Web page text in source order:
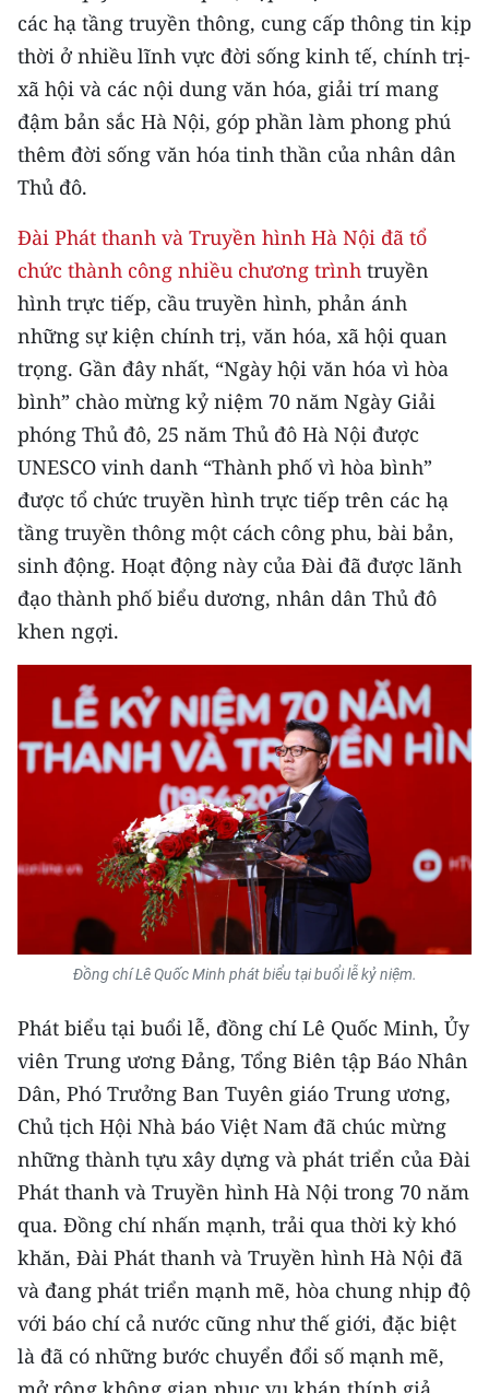
Trung du và miền núi phía Bắc
Đồng bằng sông Hồng
Bắc Trung Bộ
Duyên hải Nam Trung Bộ và Tây
Đông Nam Bộ
Đồng bằng sông Cửu Long
Chuyên trang Hà Nội
Chuyên trang TP. Hồ Chí Minh
CHUYÊN ĐỀ
CÁC CHUYÊN TRANG
VỀ BÁO NHÂN DÂN
THỜI NAY
NHÂN DÂN CUỐI TUẦN
NHÂN DÂN HẰNG THÁNG
ĐỌC BÁO IN
ENGLISH
FRANÇAIS
РУССКИЙ
ESPAÑOL
한국어
các hạ tầng truyền thông, cung cấp thông tin kịp
thời ở nhiều lĩnh vực đời sống kinh tế, chính trị-
xã hội và các nội dung văn hóa, giải trí mang
đậm bản sắc Hà Nội, góp phần làm phong phú
thêm đời sống văn hóa tinh thần của nhân dân
Thủ đô.
Đài Phát thanh và Truyền hình Hà Nội đã tổ
chức thành công nhiều chương trình truyền
hình trực tiếp, cầu truyền hình, phản ánh
những sự kiện chính trị, văn hóa, xã hội quan
trọng. Gần đây nhất, “Ngày hội văn hóa vì hòa
bình” chào mừng kỷ niệm 70 năm Ngày Giải
phóng Thủ đô, 25 năm Thủ đô Hà Nội được
UNESCO vinh danh “Thành phố vì hòa bình”
được tổ chức truyền hình trực tiếp trên các hạ
tầng truyền thông một cách công phu, bài bản,
sinh động. Hoạt động này của Đài đã được lãnh
đạo thành phố biểu dương, nhân dân Thủ đô
khen ngợi.
Đồng chí Lê Quốc Minh phát biểu tại buổi lễ kỷ niệm.
Phát biểu tại buổi lễ, đồng chí Lê Quốc Minh, Ủy
viên Trung ương Đảng, Tổng Biên tập Báo Nhân
Dân, Phó Trưởng Ban Tuyên giáo Trung ương,
Chủ tịch Hội Nhà báo Việt Nam đã chúc mừng
những thành tựu xây dựng và phát triển của Đài
Phát thanh và Truyền hình Hà Nội trong 70 năm
qua. Đồng chí nhấn mạnh, trải qua thời kỳ khó
khăn, Đài Phát thanh và Truyền hình Hà Nội đã
và đang phát triển mạnh mẽ, hòa chung nhịp độ
với báo chí cả nước cũng như thế giới, đặc biệt
là đã có những bước chuyển đổi số mạnh mẽ,